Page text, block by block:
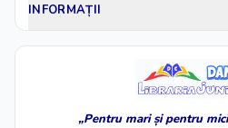
INFORMAȚII
„Pentru mari și pentru